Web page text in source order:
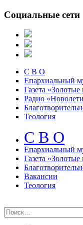
Социальные сети
С В О
Епархиальный
Газета «Золотые
Радио
Теология
С В О
Епархиальный
Газета «Золотые
Вакансии
Теология